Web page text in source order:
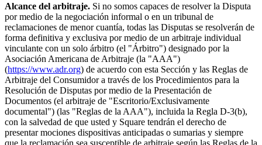
Alcance del arbitraje. Si no somos capaces de resolver la Disputa
por medio de la negociación informal o en un tribunal de
reclamaciones de menor cuantía, todas las Disputas se resolverán de
forma definitiva y exclusiva por medio de un arbitraje individual
vinculante con un solo árbitro (el "Árbitro") designado por la
Asociación Americana de Arbitraje (la "AAA")
(https://www.adr.org) de acuerdo con esta Sección y las Reglas de
Arbitraje del Consumidor a través de los Procedimientos para la
Resolución de Disputas por medio de la Presentación de
Documentos (el arbitraje de "Escritorio/Exclusivamente
documental") (las "Reglas de la AAA"), incluida la Regla D-3(b),
con la salvedad de que usted y Square tendrán el derecho de
presentar mociones dispositivas anticipadas o sumarias y siempre
que la reclamación sea susceptible de arbitraje según las Reglas de la